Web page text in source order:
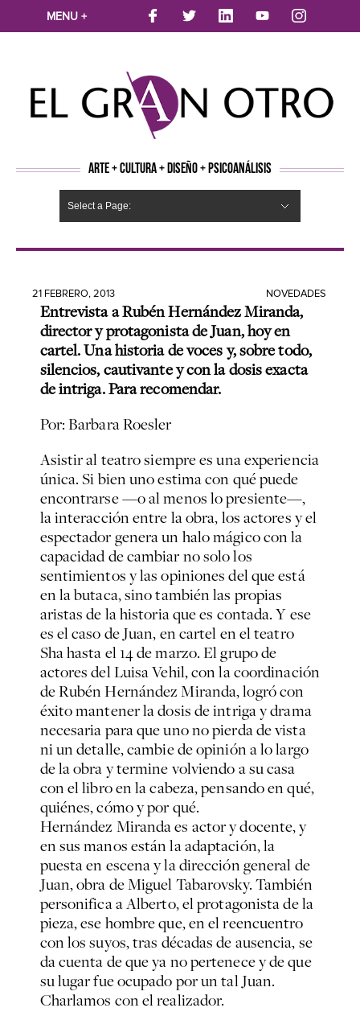
MENU +
ARTE + CULTURA + DISEÑO + PSICOANÁLISIS
Select a Page:
21 FEBRERO, 2013 NOVEDADES
Entrevista a Rubén Hernández Miranda,
director y protagonista de Juan, hoy en
cartel. Una historia de voces y, sobre todo,
silencios, cautivante y con la dosis exacta
de intriga. Para recomendar.
Por: Barbara Roesler
Asistir al teatro siempre es una experiencia
única. Si bien uno estima con qué puede
encontrarse —o al menos lo presiente—,
la interacción entre la obra, los actores y el
espectador genera un halo mágico con la
capacidad de cambiar no solo los
sentimientos y las opiniones del que está
en la butaca, sino también las propias
aristas de la historia que es contada. Y ese
es el caso de Juan, en cartel en el teatro
Sha hasta el 14 de marzo. El grupo de
actores del Luisa Vehil, con la coordinación
de Rubén Hernández Miranda, logró con
éxito mantener la dosis de intriga y drama
necesaria para que uno no pierda de vista
ni un detalle, cambie de opinión a lo largo
de la obra y termine volviendo a su casa
con el libro en la cabeza, pensando en qué,
quiénes, cómo y por qué.
Hernández Miranda es actor y docente, y
en sus manos están la adaptación, la
puesta en escena y la dirección general de
Juan, obra de Miguel Tabarovsky. También
personifica a Alberto, el protagonista de la
pieza, ese hombre que, en el reencuentro
con los suyos, tras décadas de ausencia, se
da cuenta de que ya no pertenece y de que
su lugar fue ocupado por un tal Juan.
Charlamos con el realizador.